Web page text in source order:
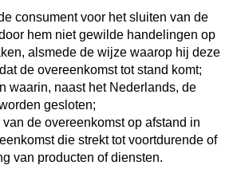
consument voor het sluiten van de
hem niet gewilde handelingen op
alsmede de wijze waarop hij deze
de overeenkomst tot stand komt;
waarin, naast het Nederlands, de
gesloten;
de overeenkomst op afstand in
die strekt tot voortdurende of
van producten of diensten.